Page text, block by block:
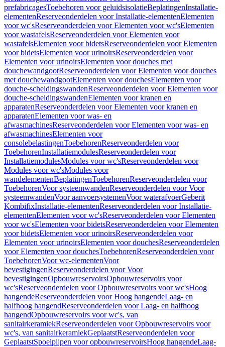
prefabricagesToebehoren voor geluidsisolatieBeplatingenInstallatie-
elementenReserveonderdelen voor Installatie-elementenElementen
voor wc'sReserveonderdelen voor Elementen voor wc'sElementen
voor wastafelsReserveonderdelen voor Elementen voor
wastafelsElementen voor bidetsReserveonderdelen voor Elementen
voor bidetsElementen voor urinoirsReserveonderdelen voor
Elementen voor urinoirsElementen voor douches met
douchewandgootReserveonderdelen voor Elementen voor douches
met douchewandgootElementen voor douchesElementen voor
douche-scheidingswandenReserveonderdelen voor Elementen voor
douche-scheidingswandenElementen voor kranen en
apparatenReserveonderdelen voor Elementen voor kranen en
apparatenElementen voor was- en
afwasmachinesReserveonderdelen voor Elementen voor was- en
afwasmachinesElementen voor
consolebelastingenToebehorenReserveonderdelen voor
ToebehorenInstallatiemodulesReserveonderdelen voor
InstallatiemodulesModules voor wc'sReserveonderdelen voor
Modules voor wc'sModules voor
wandelementenBeplatingenToebehorenReserveonderdelen voor
ToebehorenVoor systeemwandenReserveonderdelen voor Voor
systeemwandenVoor aanvoersystemenVoor waterafvoerGeberit
KombifixInstallatie-elementenReserveonderdelen voor Installatie-
elementenElementen voor wc'sReserveonderdelen voor Elementen
voor wc'sElementen voor bidetsReserveonderdelen voor Elementen
voor bidetsElementen voor urinoirsReserveonderdelen voor
Elementen voor urinoirsElementen voor douchesReserveonderdelen
voor Elementen voor douchesToebehorenReserveonderdelen voor
ToebehorenVoor wc-elementenVoor
bevestigingenReserveonderdelen voor Voor
bevestigingenOpbouwreservoirsOpbouwreservoirs voor
wc'sReserveonderdelen voor Opbouwreservoirs voor wc'sHoog
hangendeReserveonderdelen voor Hoog hangendeLaag- en
halfhoog hangendReserveonderdelen voor Laag- en halfhoog
hangendOpbouwreservoirs voor wc's, van
sanitairkeramiekReserveonderdelen voor Opbouwreservoirs voor
wc's, van sanitairkeramiekGeplaatstReserveonderdelen voor
GeplaatstSpoelpijpen voor opbouwreservoirsHoog hangendeLaag-